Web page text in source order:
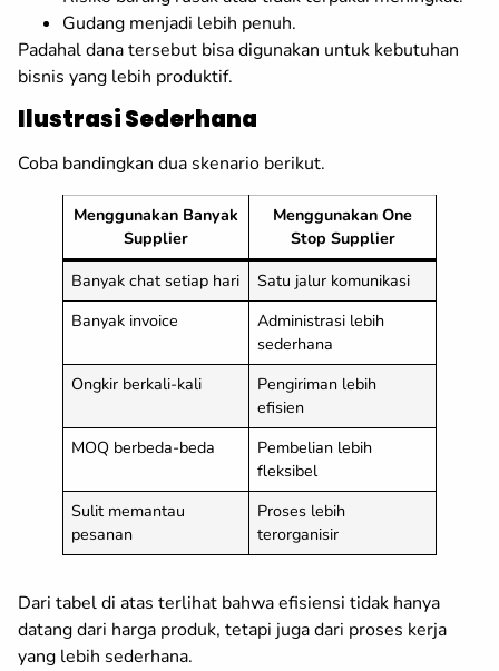
Gudang menjadi lebih penuh.
Padahal dana tersebut bisa digunakan untuk kebutuhan
bisnis yang lebih produktif.
Ilustrasi Sederhana
Coba bandingkan dua skenario berikut.
Menggunakan Banyak
Supplier
Menggunakan One
Stop Supplier
Banyak chat setiap hari
Satu jalur komunikasi
Banyak invoice
Administrasi lebih
sederhana
Ongkir berkali-kali
Pengiriman lebih
efisien
MOQ berbeda-beda
Pembelian lebih
fleksibel
Sulit memantau
pesanan
Proses lebih
terorganisir
Dari tabel di atas terlihat bahwa efisiensi tidak hanya
datang dari harga produk, tetapi juga dari proses kerja
yang lebih sederhana.